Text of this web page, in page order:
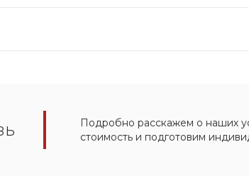
Подробно расскажем о наших
стоимость и подготовим